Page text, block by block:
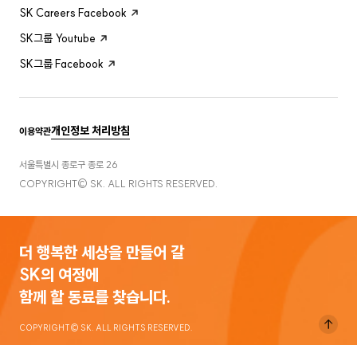
SK Careers Facebook
SK그룹 Youtube
SK그룹 Facebook
이용약관개인정보 처리방침
서울특별시 종로구 종로 26
COPYRIGHT© SK. ALL RIGHTS RESERVED.
더 행복한 세상을 만들어 갈
SK의 여정에
함께 할 동료를 찾습니다.
COPYRIGHT© SK. ALL RIGHTS RESERVED.